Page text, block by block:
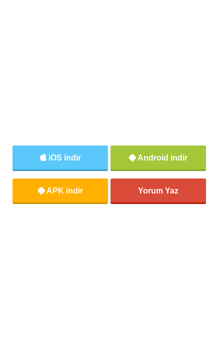
iOS indir Android indir
APK indir Yorum Yaz